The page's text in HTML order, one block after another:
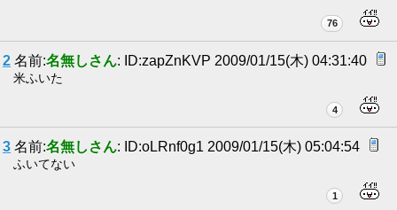
76
2 名前:名無しさん: ID:zapZnKVP 2009/01/15(木) 04:31:40
米ふいた
4
3 名前:名無しさん: ID:oLRnf0g1 2009/01/15(木) 05:04:54
ふいてない
1